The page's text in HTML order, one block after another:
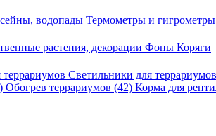
водопады Термометры и гигрометры
растения, декорации Фоны Коряги
Светильники для террариумов
Обогрев террариумов (42) Корма для